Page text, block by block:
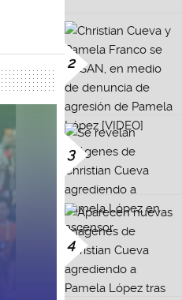
2
3
4